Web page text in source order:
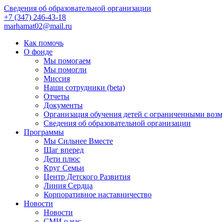
Сведения об образовательной организации
+7 (347) 246-43-18
marhamat02@mail.ru
Как помочь
О фонде
Мы помогаем
Мы помогли
Миссия
Наши сотрудники (beta)
Отчеты
Документы
Организация обучения детей с ограниченными
Сведения об образовательной организации
Программы
Мы Сильнее Вместе
Шаг вперед
Дети плюс
Круг Семьи
Центр Детского Развития
Линия Сердца
Корпоративное наставничество
Новости
Новости